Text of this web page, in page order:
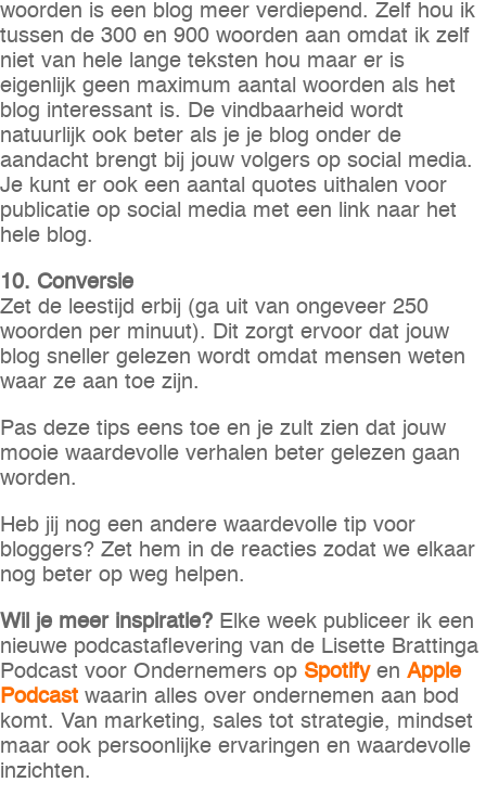
woorden is een blog meer verdiepend. Zelf hou ik
tussen de 300 en 900 woorden aan omdat ik zelf
niet van hele lange teksten hou maar er is
eigenlijk geen maximum aantal woorden als het
blog interessant is. De vindbaarheid wordt
natuurlijk ook beter als je je blog onder de
aandacht brengt bij jouw volgers op social media.
Je kunt er ook een aantal quotes uithalen voor
publicatie op social media met een link naar het
hele blog.
10. Conversie
Zet de leestijd erbij (ga uit van ongeveer 250
woorden per minuut). Dit zorgt ervoor dat jouw
blog sneller gelezen wordt omdat mensen weten
waar ze aan toe zijn.
Pas deze tips eens toe en je zult zien dat jouw
mooie waardevolle verhalen beter gelezen gaan
worden.
Heb jij nog een andere waardevolle tip voor
bloggers? Zet hem in de reacties zodat we elkaar
nog beter op weg helpen.
Wil je meer inspiratie? Elke week publiceer ik een
nieuwe podcastaflevering van de Lisette Brattinga
Podcast voor Ondernemers op Spotifyen Apple
Podcast waarin alles over ondernemen aan bod
komt. Van marketing, sales tot strategie, mindset
maar ook persoonlijke ervaringen en waardevolle
inzichten.